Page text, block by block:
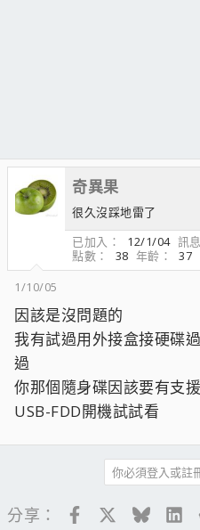
奇異果
很久沒踩地雷了
已加入
12/1/04 訊息
點數
38 年齡
37
1/10/05
因該是沒問題的
我有試過用外接盒接硬碟
過
你那個隨身碟因該要有支
USB-FDD開機試試看
你必須登入或註
分享： Facebook